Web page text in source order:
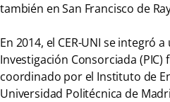
también en San Francisco de
En 2014, el CER-UNI se integró
Investigación Consorciada (PIC)
coordinado por el Instituto de
Universidad Politécnica de